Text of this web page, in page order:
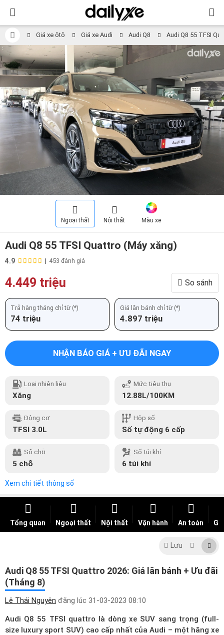
Giá xe ôtô Giá xe Audi Audi Q8 Audi Q8 55 TFSI
Ngoại thất Nội thất Màu xe
Audi Q8 55 TFSI Quattro (Máy xăng)
4.9 | 453 đánh giá
4.449 triệu So sánh
Trả hàng tháng chỉ từ (*)
74 triệu
Giá lăn bánh chỉ từ (*)
4.897 triệu
NHẬN BÁO GIÁ + ƯU ĐÃI NGAY
Loại nhiên liệu
Xăng
Mức tiêu thụ
12.88L/100KM
Động cơ
TFSI 3.0L
Hộp số
Số tự động 6 cấp
Số chỗ
5 chỗ
Số túi khí
6 túi khí
Xem chi tiết thông số
Tổng quan Ngoại thất Nội thất Vận hành An toàn
Lưu
Audi Q8 55 TFSI Quattro 2026: Giá lăn bánh + Ưu đãi
(Tháng 8)
Lê Thái Nguyên đăng lúc 31-03-2023 08:10
Audi Q8 55 TFSI quattro là dòng xe SUV sang trọng (full-
size luxury sport SUV) cao cấp nhất của Audi – một hãng xe